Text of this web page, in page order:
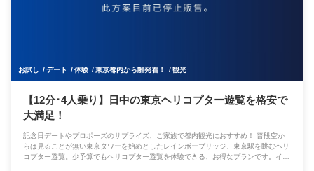
お試し デート 体験 東京都内から離発着！ 観光
【12分･4人乗り】日中の東京ヘリコプター遊覧を格安で
大満足！
記念日デートやプロポーズのサプライズ、ご家族で都内観光におすすめ！ 普段空か
らは見ることが無い東京タワーを始めとしたレインボーブリッジ、東京駅を眺むヘリ
コプター遊覧。少予算でもヘリコプター遊覧を体験できる、お得なプランです。イン